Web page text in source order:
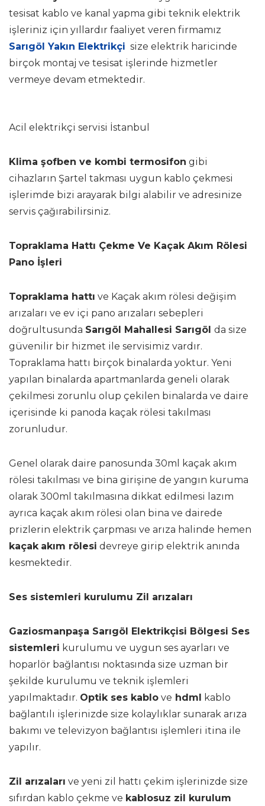
tesisat kablo ve kanal yapma gibi teknik elektrik
işleriniz için yıllardır faaliyet veren firmamız
Sarıgöl Yakın Elektrikçi size elektrik haricinde
birçok montaj ve tesisat işlerinde hizmetler
vermeye devam etmektedir.
Acil elektrikçi servisi İstanbul
Klima şofben ve kombi termosifon gibi
cihazların Şartel takması uygun kablo çekmesi
işlerimde bizi arayarak bilgi alabilir ve adresinize
servis çağırabilirsiniz.
Topraklama Hattı Çekme Ve Kaçak Akım Rölesi
Pano İşleri
Topraklama hattı ve Kaçak akım rölesi değişim
arızaları ve ev içi pano arızaları sebepleri
doğrultusunda Sarıgöl Mahallesi Sarıgöl da size
güvenilir bir hizmet ile servisimiz vardır.
Topraklama hattı birçok binalarda yoktur. Yeni
yapılan binalarda apartmanlarda geneli olarak
çekilmesi zorunlu olup çekilen binalarda ve daire
içerisinde ki panoda kaçak rölesi takılması
zorunludur.
Genel olarak daire panosunda 30ml kaçak akım
rölesi takılması ve bina girişine de yangın kuruma
olarak 300ml takılmasına dikkat edilmesi lazım
ayrıca kaçak akım rölesi olan bina ve dairede
prizlerin elektrik çarpması ve arıza halinde hemen
kaçak akım rölesi devreye girip elektrik anında
kesmektedir.
Ses sistemleri kurulumu Zil arızaları
Gaziosmanpaşa Sarıgöl Elektrikçisi Bölgesi Ses
sistemleri kurulumu ve uygun ses ayarları ve
hoparlör bağlantısı noktasında size uzman bir
şekilde kurulumu ve teknik işlemleri
yapılmaktadır. Optik ses kablo ve hdml kablo
bağlantılı işlerinizde size kolaylıklar sunarak arıza
bakımı ve televizyon bağlantısı işlemleri itina ile
yapılır.
Zil arızaları ve yeni zil hattı çekim işlerinizde size
sıfırdan kablo çekme ve kablosuz zil kurulum